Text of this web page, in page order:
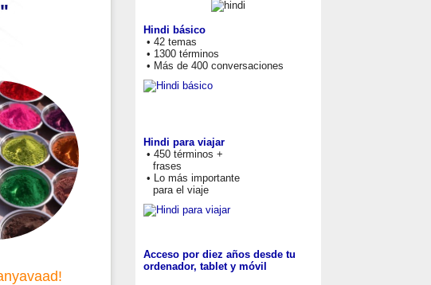
Hindi básico
• 42 temas
• 1300 términos
• Más de 400 conversaciones
Hindi para viajar
• 450 términos +
frases
• Lo más importante
para el viaje
Acceso por diez años desde tu
ordenador, tablet y móvil